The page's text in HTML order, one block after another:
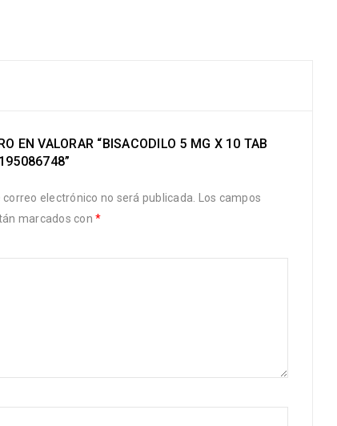
EN VALORAR “BISACODILO 5 MG X 10 TAB
electrónico no será publicada.
Los campos
marcados con*